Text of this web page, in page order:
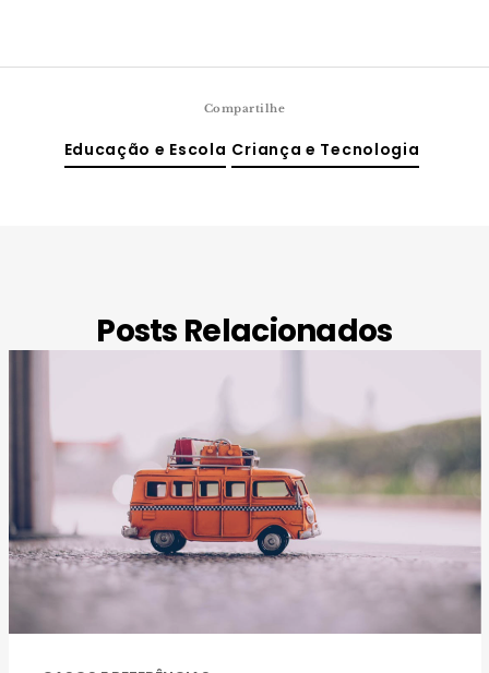
Compartilhe
Educação e Escola Criança e Tecnologia
Posts Relacionados